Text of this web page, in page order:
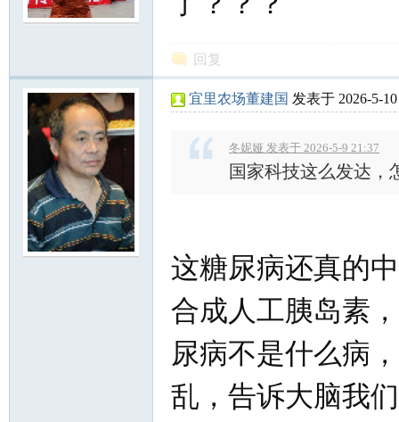
回复
宜里农场董建国 发表于 2026-5-
冬妮娅 发表于 2026-5-9 21:37
国家科技这么发达，
这糖尿病还真的
合成人工胰岛素
尿病不是什么病
乱，告诉大脑我